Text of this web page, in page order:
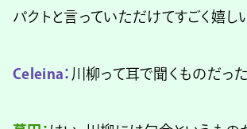
パクトと言っていただけてすごく嬉し
Celeina： 川柳って耳で聞くものだっ